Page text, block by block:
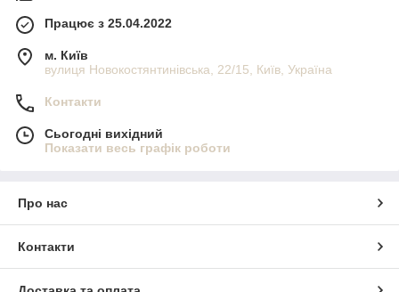
Працює з 25.04.2022
м. Київ
вулиця Новокостянтинівська, 22/15, Київ, Україна
Контакти
Сьогодні вихідний
Показати весь графік роботи
Про нас
Контакти